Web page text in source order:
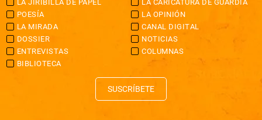
LA JIRIBILLA DE PAPEL
LA CARICATURA DE GUARDIA
POESÍA
LA OPINIÓN
LA MIRADA
CANAL DIGITAL
DOSSIER
NOTICIAS
ENTREVISTAS
COLUMNAS
BIBLIOTECA
SUSCRÍBETE